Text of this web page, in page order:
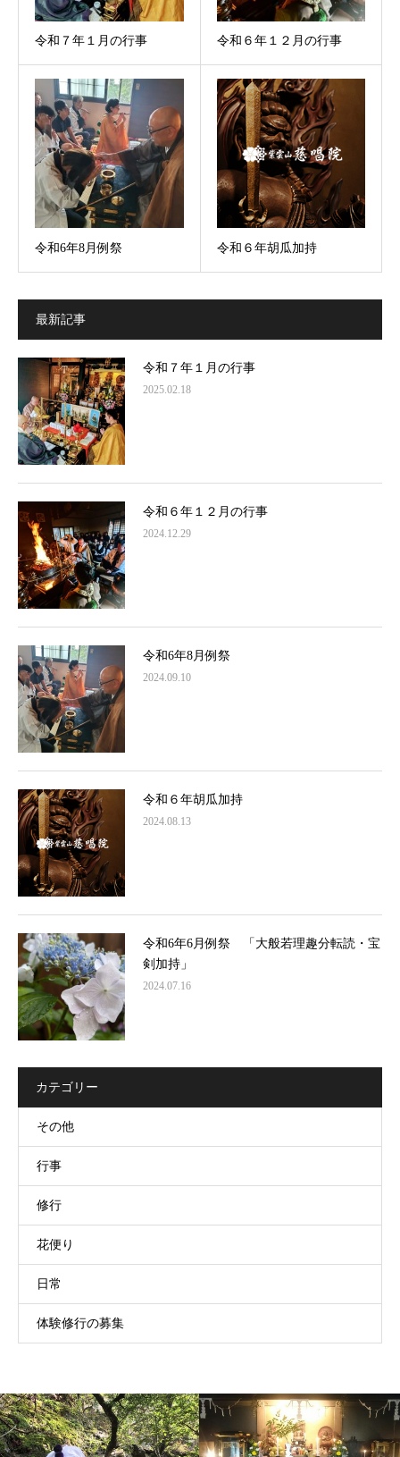
令和７年１月の行事 令和６年１２月の行事
令和6年8月例祭 令和６年胡瓜加持
最新記事
令和７年１月の行事
2025.02.18
令和６年１２月の行事
2024.12.29
令和6年8月例祭
2024.09.10
令和６年胡瓜加持
2024.08.13
令和6年6月例祭 「大般若理趣分転読・宝
剣加持」
2024.07.16
カテゴリー
その他
行事
修行
花便り
日常
体験修行の募集